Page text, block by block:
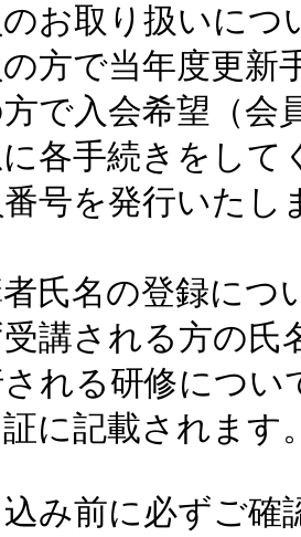
お取り扱いにつ
方で当年度更新
で入会希望（会
各手続きをして
号を発行いたし
氏名の登録につ
講される方の氏
れる研修につい
に記載されます
み前に必ずご確